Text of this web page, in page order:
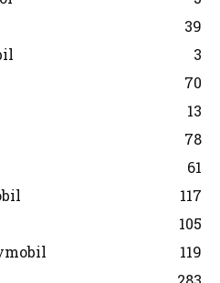
39
3
70
13
78
61
117
105
119